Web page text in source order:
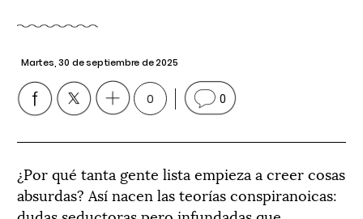
Martes, 30 de septiembre de 2025
0 0
¿Por qué tanta gente lista empieza a creer cosas
absurdas? Así nacen las teorías conspiranoicas: